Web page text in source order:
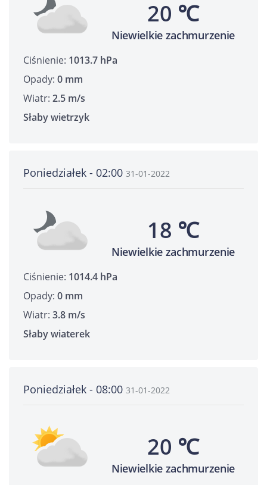
20 ℃
Niewielkie zachmurzenie
Ciśnienie: 1013.7 hPa
Opady: 0 mm
Wiatr: 2.5 m/s
Słaby wietrzyk
Poniedziałek - 02:00 31-01-2022
18 ℃
Niewielkie zachmurzenie
Ciśnienie: 1014.4 hPa
Opady: 0 mm
Wiatr: 3.8 m/s
Słaby wiaterek
Poniedziałek - 08:00 31-01-2022
20 ℃
Niewielkie zachmurzenie